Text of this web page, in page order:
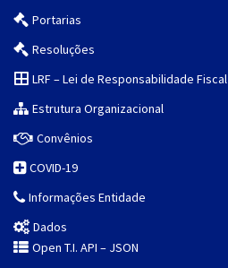
Portarias
Resoluções
LRF – Lei de Responsabilidade Fiscal
Estrutura Organizacional
Convênios
COVID-19
Informações Entidade
Dados
Open T.I. API – JSON